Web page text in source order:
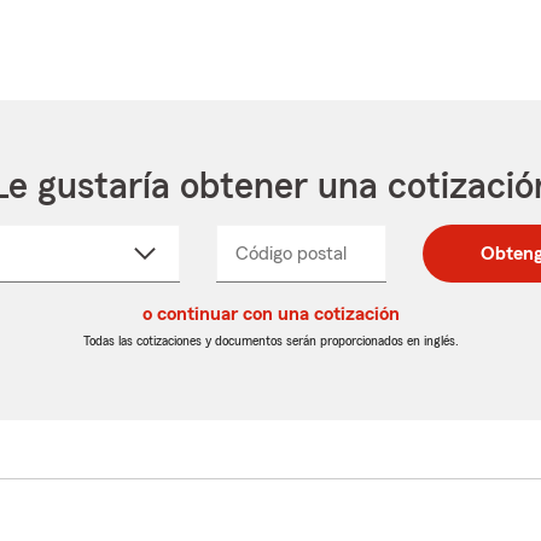
gustaría obtener una
Código postal
postal
de
postal
de
_____
o continuar con una cotización
Todas las cotizaciones y documentos serán proporcionados en inglés.